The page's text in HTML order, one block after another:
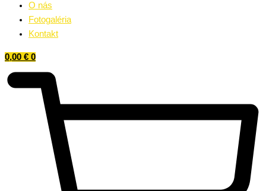
O nás
Fotogaléria
Kontakt
0,00 € 0